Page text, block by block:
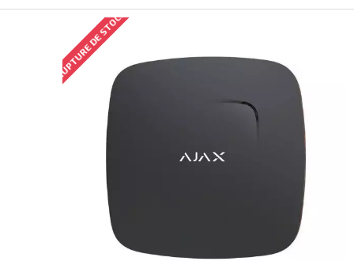
RUPTURE DE STOCK